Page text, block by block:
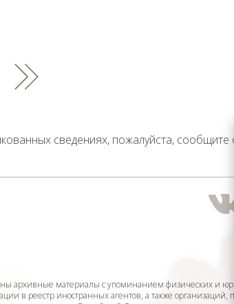
архивные материалы с упоминанием физических и
в реестр иностранных агентов, а также организаций,
сведениях, пожалуйста,